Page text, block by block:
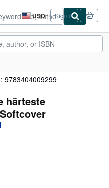
USD
Site
shopping
preferences
Sign in
9783404009299
härteste